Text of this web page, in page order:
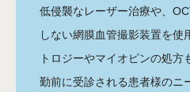
低侵襲なレーザー治療や、
しない網膜血管撮影装置を使
トロジーやマイオピンの処方
勤前に受診される患者様のニ